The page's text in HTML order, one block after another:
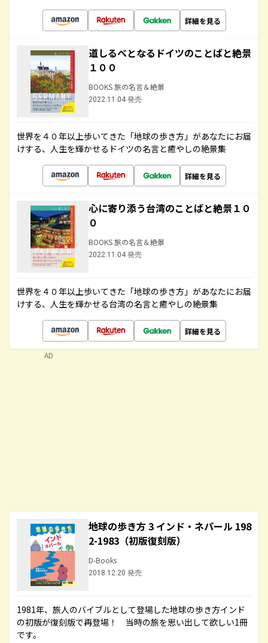
詳細を見る
道しるべとなるドイツのことばと絶景
１００
BOOKS 旅の名言＆絶景
2022.11.04 発売
世界を４０年以上歩いてきた「地球の歩き方」があなたにお届
けする、人生を輝かせるドイツの名言と癒やしの絶景集
詳細を見る
心に寄り添う台湾のことばと絶景１０
０
BOOKS 旅の名言＆絶景
2022.11.04 発売
世界を４０年以上歩いてきた「地球の歩き方」があなたにお届
けする、人生を輝かせる台湾の名言と癒やしの絶景集
詳細を見る
地球の歩き方 3 インド・ネパール 198
2-1983（初版復刻版）
D-Books
2018.12.20 発売
1981年、旅人のバイブルとして登場した地球の歩き方インド
の初版が復刻版で再登場！ 当時の旅を思い出して欲しい1冊
です。
AD